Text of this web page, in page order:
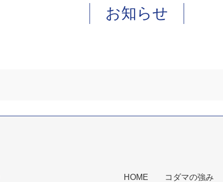
お知らせ
HOME コダマの強み